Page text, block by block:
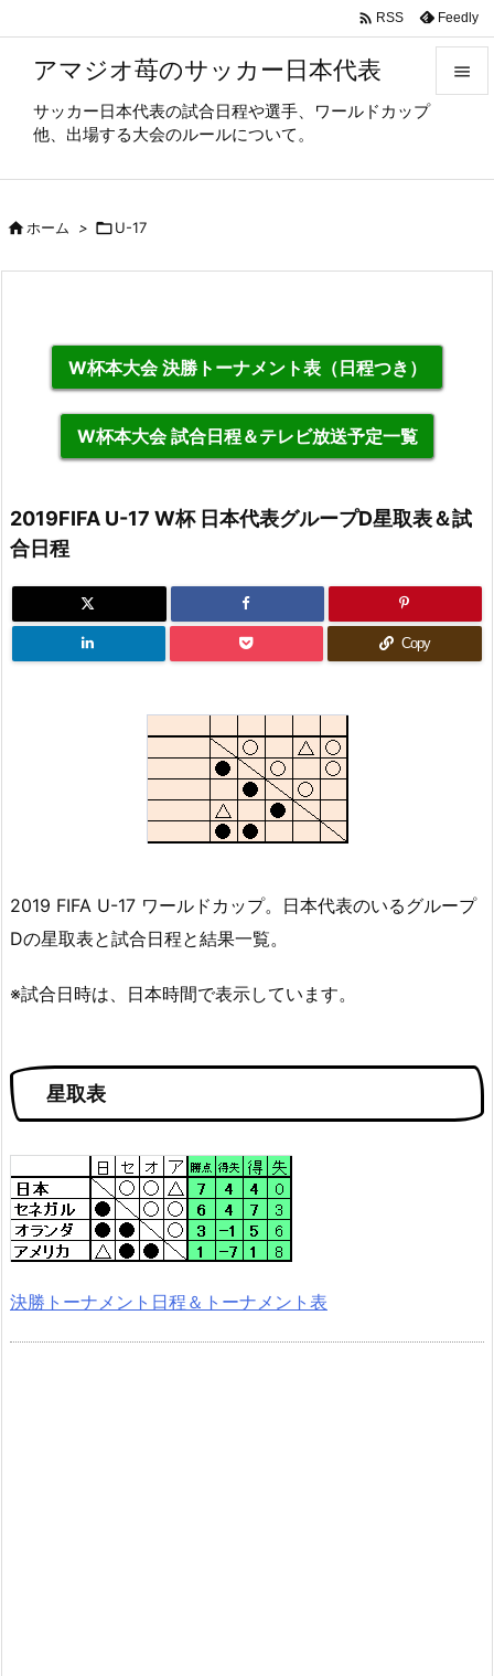
アマジオ苺のサッカー日本代表
サッカー日本代表の試合日程や選手、ワールドカップ
他、出場する大会のルールについて。


 RSS Feedly
ホーム > U-17
W杯本大会 決勝トーナメント表（日程つき）
W杯本大会 試合日程＆テレビ放送予定一覧
2019FIFA U-17 W杯 日本代表グループD星取表＆試
合日程
Copy
2019 FIFA U-17 ワールドカップ。日本代表のいるグループ
Dの星取表と試合日程と結果一覧。
※試合日時は、日本時間で表示しています。
星取表
決勝トーナメント日程＆トーナメント表